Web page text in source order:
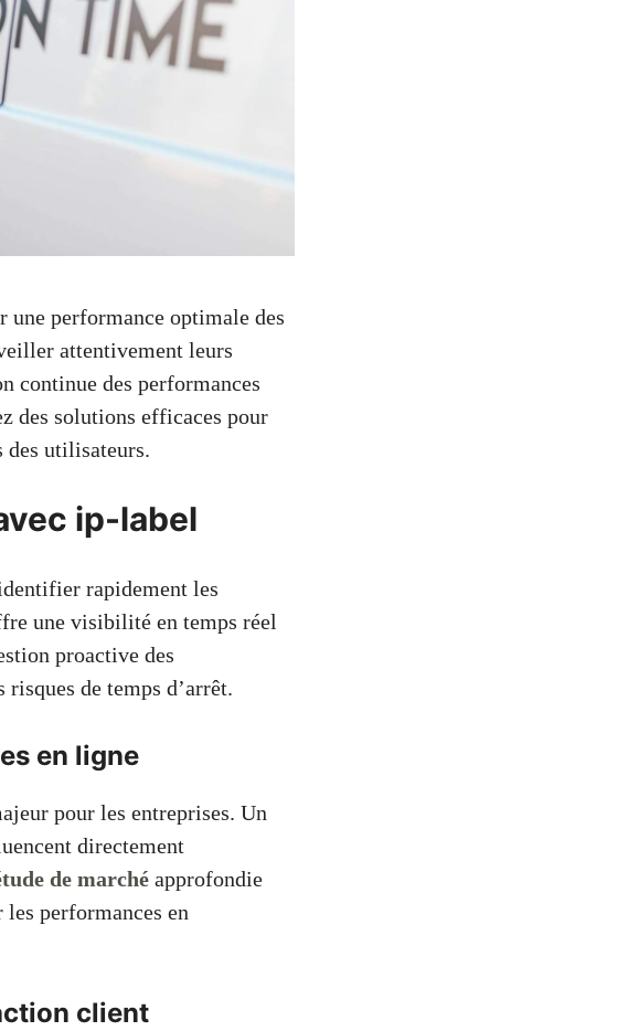
une performance optimale des
attentivement leurs
continue des performances
des solutions efficaces pour
des utilisateurs.
ip-label
rapidement les
une visibilité en temps réel
proactive des
de temps d’arrêt.
en ligne
pour les entreprises. Un
directement
de marché approfondie
performances en
client